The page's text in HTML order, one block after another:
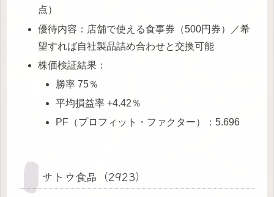
点）
優待内容：店舗で使える食事券（500円券）／希
望すれば自社製品詰め合わせと交換可能
株価検証結果：
勝率 75％
平均損益率 +4.42％
PF（プロフィット・ファクター）：5.696
サトウ食品（2923）